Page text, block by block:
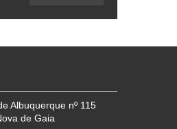
Albuquerque nº 115
de Gaia